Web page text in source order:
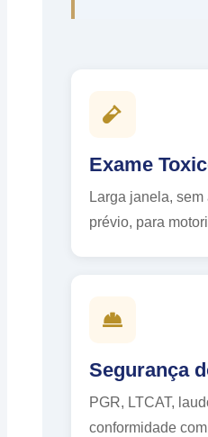
Exame
Larga janela,
prévio, para
Segurança
PGR, LTCAT,
conformidade